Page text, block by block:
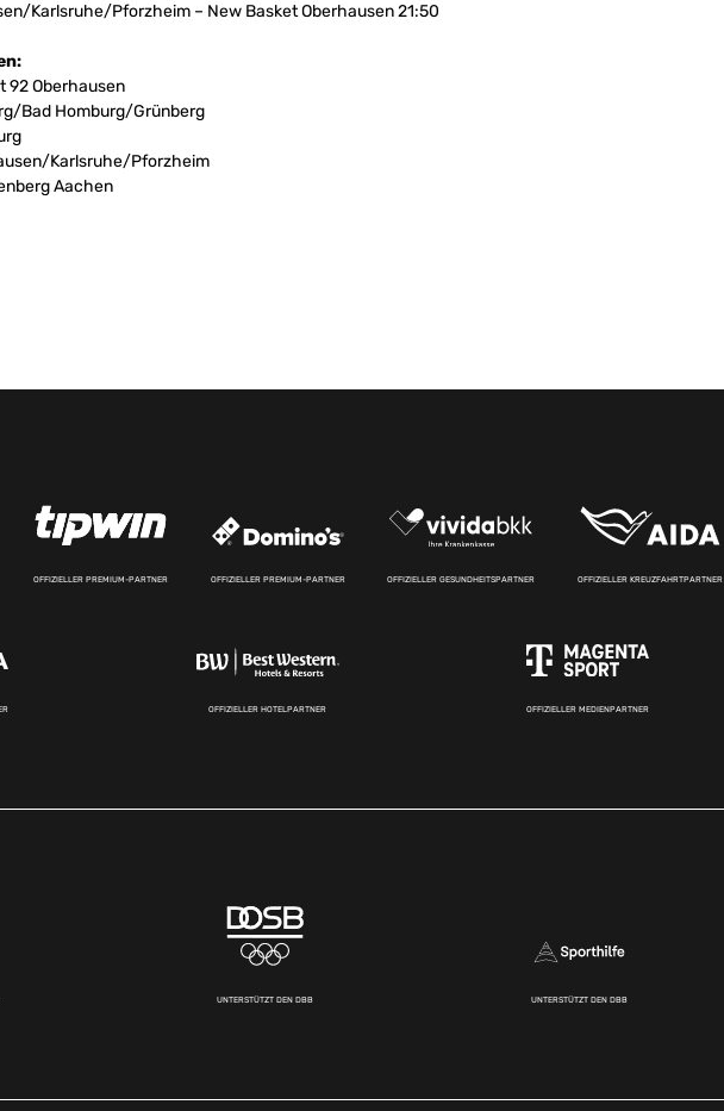
Karlsruhe/Pforzheim – New Basket Oberhausen 21:50
92 Oberhausen
Bad Homburg/Grünberg
Karlsruhe/Pforzheim
Aachen
OFFIZIELLER PREMIUM-PARTNER OFFIZIELLER PREMIUM-PARTNER OFFIZIELLER GESUNDHEITSPARTNER OFFIZIELLER KREUZFAHRTPARTNER
OFFIZIELLER HOTELPARTNER OFFIZIELLER MEDIENPARTNER
UNTERSTÜTZT DEN DBB UNTERSTÜTZT DEN DBB